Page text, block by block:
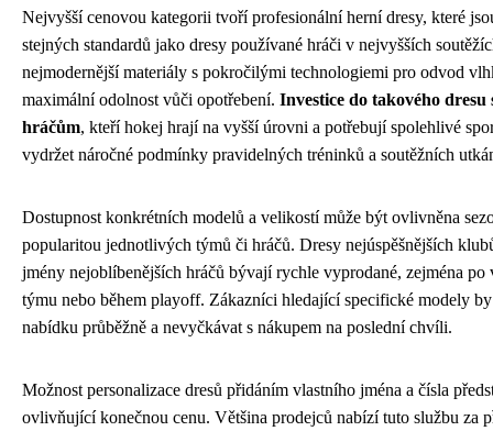
Nejvyšší cenovou kategorii tvoří profesionální herní dresy, které
stejných standardů jako dresy používané hráči v nejvyšších
nejmodernější materiály s pokročilými technologiemi pro odvod
maximální odolnost vůči opotřebení. Investice do takového dresu
hráčům, kteří hokej hrají na vyšší úrovni a potřebují spolehlivé
vydržet náročné podmínky pravidelných tréninků a soutěžních
Dostupnost konkrétních modelů a velikostí může být ovlivněna
popularitou jednotlivých týmů či hráčů. Dresy nejúspěšnějších
jmény nejoblíbenějších hráčů bývají rychle vyprodané, zejména po
týmu nebo během playoff. Zákazníci hledající specifické modely
nabídku průběžně a nevyčkávat s nákupem na poslední chvíli.
Možnost personalizace dresů přidáním vlastního jména a čísla
ovlivňující konečnou cenu. Většina prodejců nabízí tuto službu za